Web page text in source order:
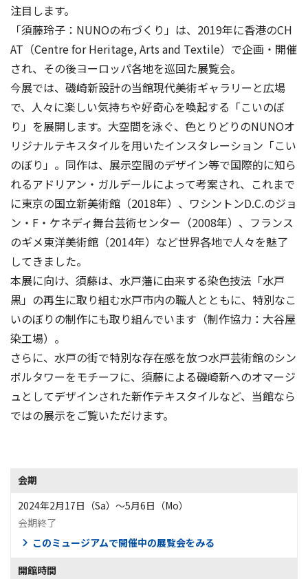
注目します。
「須藤玲子：NUNOの布づくり」は、2019年に香港のCH
AT（Centre for Heritage, Arts and Textile）で企画・開催
され、その後ヨーロッパ各地を巡回た展覧会。
今展では、磯崎新設計の当館現代美術ギャラリーと広場
で、人々に楽しい気持ちや好奇心を喚起する「こいのぼ
り」を展開します。大空間を泳ぐ、色とりどりのNUNOオ
リジナルテキスタイルを用いたインスタレーション「こい
のぼり」。同作は、展示空間のデザイン等で国際的に知ら
れるアドリアン・ガルデールによって考案され、これまで
に東京の国立新美術館（2018年）、ワシントンD.C.のジョ
ン・F・ケネディ舞台芸術センター（2008年）、フランス
のギメ東洋美術館（2014年）など世界各地で人々を魅了
してきました。
本展に向け、須藤は、水戸藩に由来する染色技法「水戸
黒」の再生に取り組む水戸市内の職人とともに、特別なこ
いのぼりの制作にも取り組んでいます（制作協力：大谷屋
染工場）。
さらに、水戸の街で特別な存在感を放つ水戸芸術館のシン
ボルタワーをモチーフに、須藤による磯崎新へのオマージ
ュとしてデザインされた新作テキスタイルなど、当館なら
ではの展示をご覧いただけます。
会期
2024年2月17日（Sa）〜5月6日（Mo）
会期終了
このミュージアムで開催中の展覧会をみる
開館時間